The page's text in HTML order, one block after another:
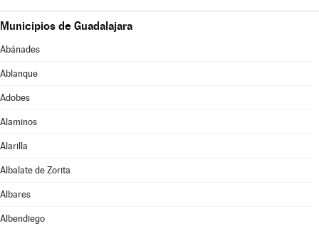
Municipios de Guadalajara
Abánades
Ablanque
Adobes
Alaminos
Alarilla
Albalate de Zorita
Albares
Albendiego